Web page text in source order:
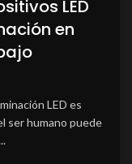
LED
en
LED es
ser humano puede